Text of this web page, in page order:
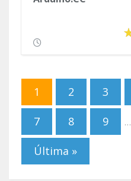
Páginas
1 2 3
7 8 9 …
Última »